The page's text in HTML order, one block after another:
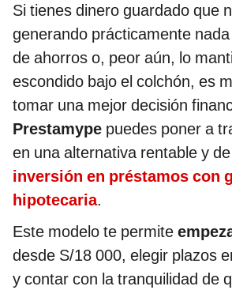
Si tienes dinero guardado que
generando prácticamente
de ahorros o, peor aún, lo
escondido bajo el colchón, es
tomar una mejor decisión
Prestamype puedes poner a
en una alternativa rentable y
inversión en préstamos con
hipotecaria.
Este modelo te permite
desde S/18 000, elegir plazos
y contar con la tranquilidad de